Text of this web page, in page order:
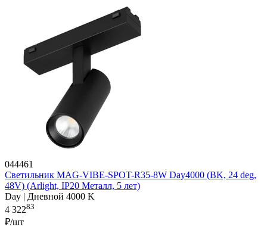
044461
Светильник MAG-VIBE-SPOT-R35-8W Day4000 (BK, 24 deg,
48V) (Arlight, IP20 Металл, 5 лет)
Day | Дневной 4000 K
4 32283
₽/шт